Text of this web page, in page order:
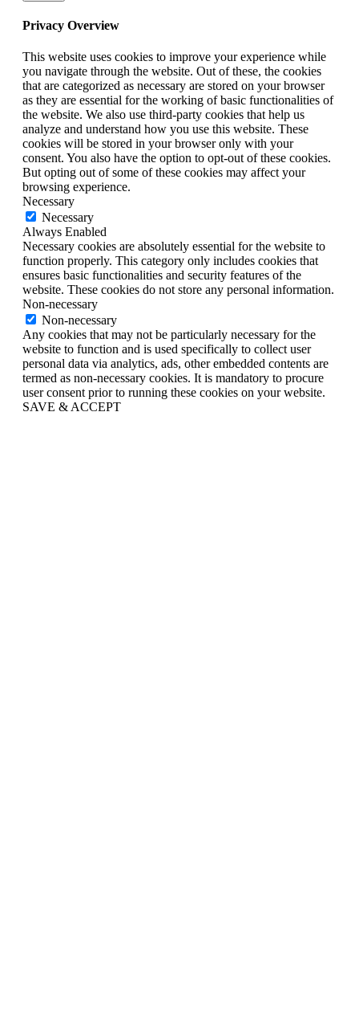
Privacy Overview
This website uses cookies to improve your experience while
you navigate through the website. Out of these, the cookies
that are categorized as necessary are stored on your browser
as they are essential for the working of basic functionalities of
the website. We also use third-party cookies that help us
analyze and understand how you use this website. These
cookies will be stored in your browser only with your
consent. You also have the option to opt-out of these cookies.
But opting out of some of these cookies may affect your
browsing experience.
Necessary
Necessary
Always Enabled
Necessary cookies are absolutely essential for the website to
function properly. This category only includes cookies that
ensures basic functionalities and security features of the
website. These cookies do not store any personal information.
Non-necessary
Non-necessary
Any cookies that may not be particularly necessary for the
website to function and is used specifically to collect user
personal data via analytics, ads, other embedded contents are
termed as non-necessary cookies. It is mandatory to procure
user consent prior to running these cookies on your website.
SAVE & ACCEPT